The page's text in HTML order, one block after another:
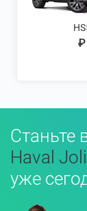
₽
Станьте
Haval
уже